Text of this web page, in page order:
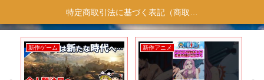
特定商取引法に基づく表記（商取引に関する開示）
新作ゲーム 新作アニメ